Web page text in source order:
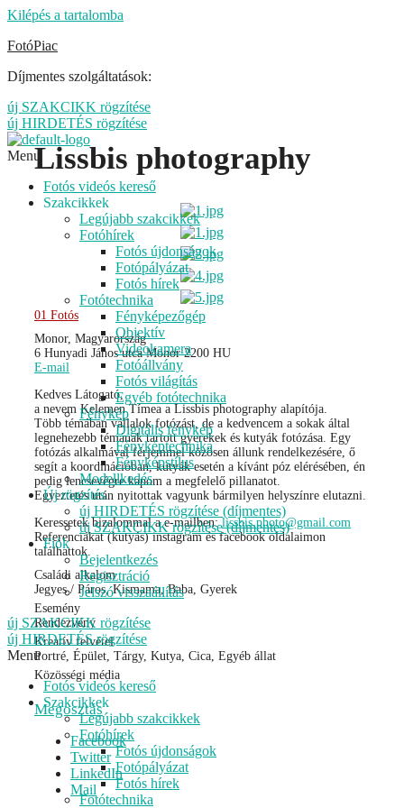
Kilépés a tartalomba
FotóPiac
Díjmentes szolgáltatások:
új SZAKCIKK rögzítése
új HIRDETÉS rögzítése
Menu
Fotós videós kereső
Szakcikkek
Legújabb szakcikkek
Fotóhírek
Fotós újdonságok
Fotópályázat
Fotós hírek
Fotótechnika
Fényképezőgép
Objektív
Videokamera
Fotóállvány
Fotós világítás
Egyéb fotótechnika
Fénykép
Digitális fénykép
Fényképtechnika
Fényképstílus
Modellkedés
Új rögzítés
új HIRDETÉS rögzítése (díjmentes)
új SZAKCIKK rögzítése (díjmentes)
Fiók
Bejelentkezés
Regisztráció
Jelszó visszaállítás
új SZAKCIKK rögzítése
új HIRDETÉS rögzítése
Menu
Fotós videós kereső
Szakcikkek
Legújabb szakcikkek
Fotóhírek
Fotós újdonságok
Fotópályázat
Fotós hírek
Fotótechnika
Lissbis photography
01 Fotós
Monor, Magyarország
6 Hunyadi János utca Monor 2200 HU
E-mail
Kedves Látogató,
a nevem Kelemen Tímea a Lissbis photography alapítója.
Több témában vállalok fotózást, de a kedvencem a sokak által
legnehezebb témának tartott gyerekek és kutyák fotózása. Egy
fotózás alkalmával férjemmel közösen állunk rendelkezésére, ő
segít a koordinációban, kutyák esetén a kívánt póz elérésében, én
pedig lencsevégre kapom a megfelelő pillanatot.
Egyeztetés után nyitottak vagyunk bármilyen helyszínre elutazni.
Keressetek bizalommal a e-mailben:lissbis.photo@gmail.com
Referenciákat (kutyás) instagram és facebook oldalaimon
találhattok.
Családi alkalom
Jegyes / Páros, Kismama, Baba, Gyerek
Esemény
Rendezvény
Kreatív felvétel
Portré, Épület, Tárgy, Kutya, Cica, Egyéb állat
Közösségi média
Megosztás
Facebook
Twitter
LinkedIn
Mail